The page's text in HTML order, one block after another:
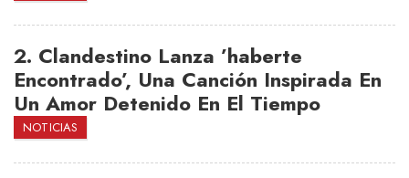
2. Clandestino Lanza ’haberte
Encontrado’, Una Canción Inspirada En
Un Amor Detenido En El Tiempo
NOTICIAS